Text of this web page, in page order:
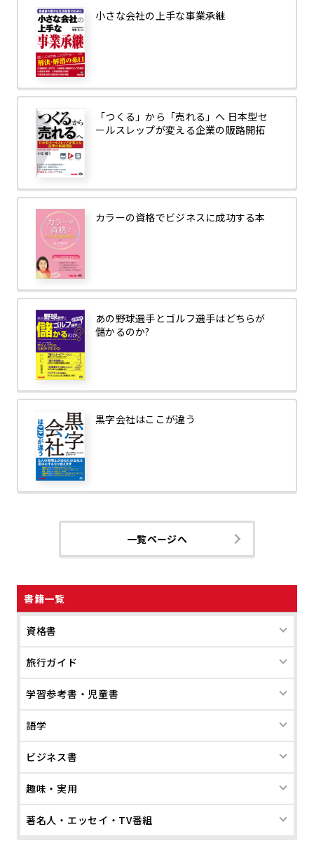
書籍一覧
資格書
旅行ガイド
学習参考書・児童書
語学
ビジネス書
趣味・実用
著名人・エッセイ・TV番組
小さな会社の上手な事業承継
「つくる」から「売れる」へ 日本型セ
ールスレップが変える企業の販路開拓
カラーの資格でビジネスに成功する本
あの野球選手とゴルフ選手はどちらが
儲かるのか?
黒字会社はここが違う
一覧ページへ